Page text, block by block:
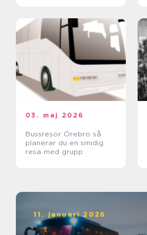
03. maj 2026
Bussresor Örebro så
planerar du en smidig
resa med grupp
11. januari 2026